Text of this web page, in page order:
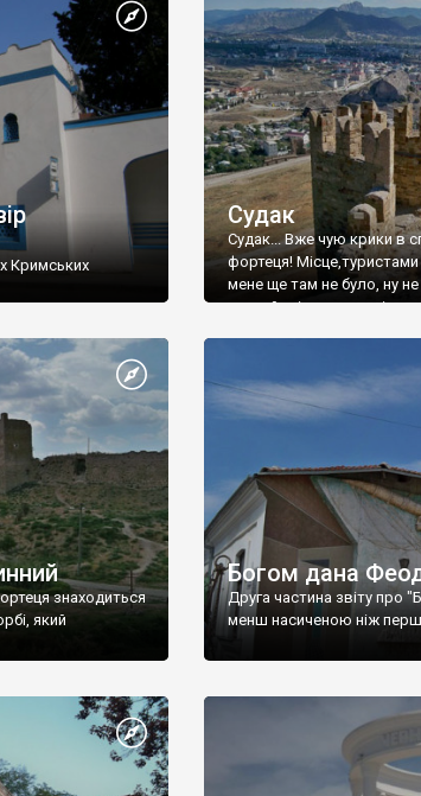
Кримських
Судак
Судак... Вже чую крики в
фортеця!
мене ще там не було, ну не
принаймні до цього літа.
знаходиться
який
Богом дана
Друга частина звіту про
менш насиченою ніж